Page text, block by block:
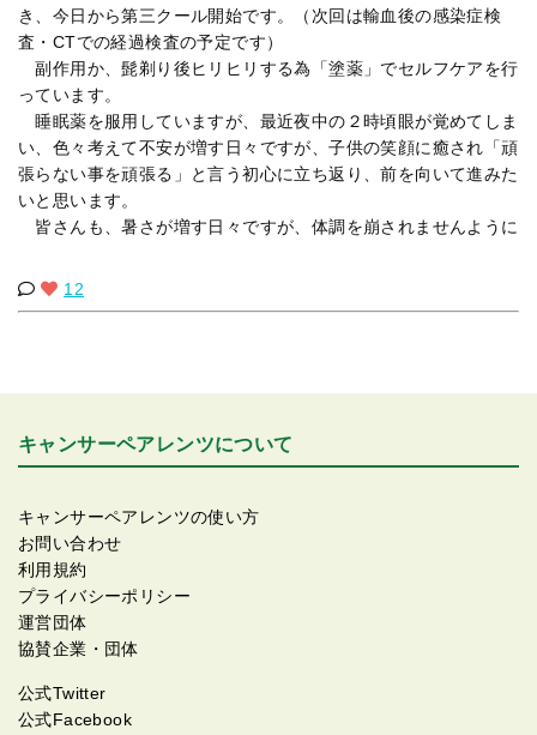
き、今日から第三クール開始です。（次回は輸血後の感染症検
査・CTでの経過検査の予定です）
副作用か、髭剃り後ヒリヒリする為「塗薬」でセルフケアを行
っています。
睡眠薬を服用していますが、最近夜中の２時頃眼が覚めてしま
い、色々考えて不安が増す日々ですが、子供の笑顔に癒され「頑
張らない事を頑張る」と言う初心に立ち返り、前を向いて進みた
いと思います。
皆さんも、暑さが増す日々ですが、体調を崩されませんように
12
キャンサーペアレンツについて
キャンサーペアレンツの使い方
お問い合わせ
利用規約
プライバシーポリシー
運営団体
協賛企業・団体
公式Twitter
公式Facebook